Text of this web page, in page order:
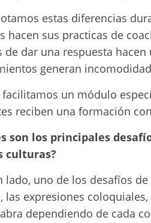
estas diferencias
hacen sus practicas de
de dar una respuesta
generan
un módulo
reciben una formación
son los principales
culturas?
lado, uno de los desafíos
las expresiones
dependiendo de cada